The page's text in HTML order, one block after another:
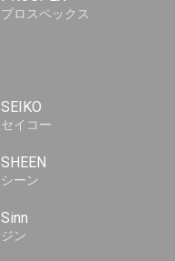
プロスペックス
SEIKO
セイコー
SHEEN
シーン
Sinn
ジン